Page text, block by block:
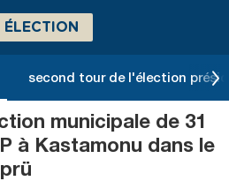
ÉLECTION
second tour de l'élection
municipale de 31
à Kastamonu dans le